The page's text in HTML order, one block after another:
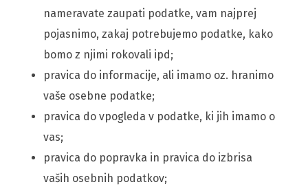
nameravate zaupati podatke, vam najprej
pojasnimo, zakaj potrebujemo podatke, kako
bomo z njimi rokovali ipd;
pravica do informacije, ali imamo oz. hranimo
vaše osebne podatke;
pravica do vpogleda v podatke, ki jih imamo o
vas;
pravica do popravka in pravica do izbrisa
vaših osebnih podatkov;